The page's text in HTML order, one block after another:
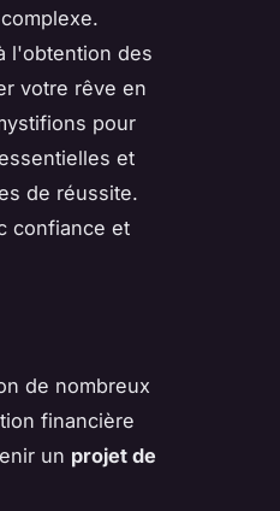
l'obtention des
votre rêve en
pour
et
de réussite.
confiance et
de nombreux
financière
un projet de